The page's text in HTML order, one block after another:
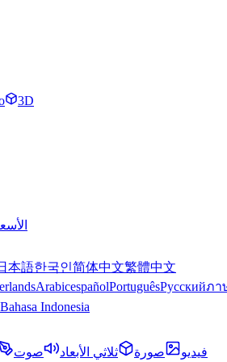
3D
本語한국인简体中文繁體中文
ArabicespañolPortuguêsРусскийภา
Bahasa Indonesia
فيديو صورة ثلاثي الأبعاد
صوت